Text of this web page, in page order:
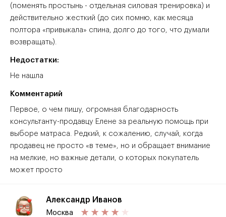
(поменять простынь - отдельная силовая тренировка) и
действительно жесткий (до сих помню, как месяца
полтора «привыкала» спина, долго до того, что думали
возвращать).
Недостатки:
Не нашла
Комментарий
Первое, о чем пишу, огромная благодарность
консультанту-продавцу Елене за реальную помощь при
выборе матраса. Редкий, к сожалению, случай, когда
продавец не просто «в теме», но и обращает внимание
на мелкие, но важные детали, о которых покупатель
может просто
Александр Иванов
Москва